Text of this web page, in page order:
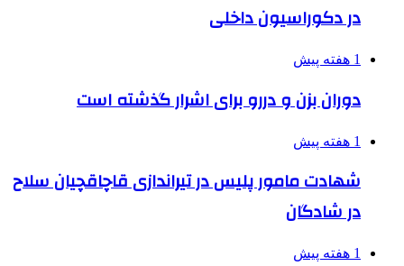
در دکوراسیون داخلی
1 هفته پیش
دوران بزن و دررو برای اشرار گذشته است
1 هفته پیش
شهادت مامور پلیس در تیراندازی قاچاقچیان سلاح
در شادگان
1 هفته پیش